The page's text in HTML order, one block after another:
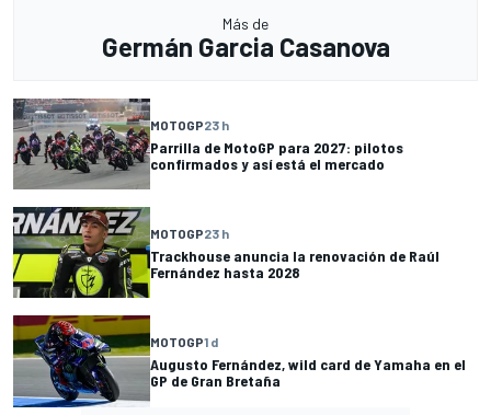
Más de
Germán Garcia Casanova
MOTOGP23 h
Parrilla de MotoGP para 2027: pilotos
confirmados y así está el mercado
MOTOGP23 h
Trackhouse anuncia la renovación de Raúl
Fernández hasta 2028
MOTOGP1 d
Augusto Fernández, wild card de Yamaha en el
GP de Gran Bretaña